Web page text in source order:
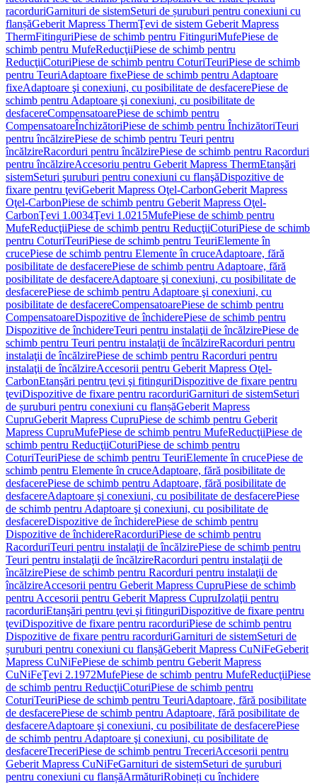
racorduriGarnituri de sistemSeturi de șuruburi pentru conexiuni cu
flanșăGeberit Mapress ThermŢevi de sistem Geberit Mapress
ThermFitinguriPiese de schimb pentru FitinguriMufePiese de
schimb pentru MufeReducţiiPiese de schimb pentru
ReducţiiCoturiPiese de schimb pentru CoturiTeuriPiese de schimb
pentru TeuriAdaptoare fixePiese de schimb pentru Adaptoare
fixeAdaptoare şi conexiuni, cu posibilitate de desfacerePiese de
schimb pentru Adaptoare şi conexiuni, cu posibilitate de
desfacereCompensatoarePiese de schimb pentru
CompensatoareÎnchizătoriPiese de schimb pentru ÎnchizătoriTeuri
pentru încălzirePiese de schimb pentru Teuri pentru
încălzireRacorduri pentru încălzirePiese de schimb pentru Racorduri
pentru încălzireAccesoriu pentru Geberit Mapress ThermEtanşări
sistemSeturi şuruburi pentru conexiuni cu flanşăDispozitive de
fixare pentru ţeviGeberit Mapress Oţel-CarbonGeberit Mapress
Oţel-CarbonPiese de schimb pentru Geberit Mapress Oţel-
CarbonŢevi 1.0034Ţevi 1.0215MufePiese de schimb pentru
MufeReducţiiPiese de schimb pentru ReducţiiCoturiPiese de schimb
pentru CoturiTeuriPiese de schimb pentru TeuriElemente în
crucePiese de schimb pentru Elemente în cruceAdaptoare, fără
posibilitate de desfacerePiese de schimb pentru Adaptoare, fără
posibilitate de desfacereAdaptoare şi conexiuni, cu posibilitate de
desfacerePiese de schimb pentru Adaptoare şi conexiuni, cu
posibilitate de desfacereCompensatoarePiese de schimb pentru
CompensatoareDispozitive de închiderePiese de schimb pentru
Dispozitive de închidereTeuri pentru instalaţii de încălzirePiese de
schimb pentru Teuri pentru instalaţii de încălzireRacorduri pentru
instalaţii de încălzirePiese de schimb pentru Racorduri pentru
instalaţii de încălzireAccesorii pentru Geberit Mapress Oţel-
CarbonEtanşări pentru ţevi şi fitinguriDispozitive de fixare pentru
ţeviDispozitive de fixare pentru racorduriGarnituri de sistemSeturi
de șuruburi pentru conexiuni cu flanșăGeberit Mapress
CupruGeberit Mapress CupruPiese de schimb pentru Geberit
Mapress CupruMufePiese de schimb pentru MufeReducţiiPiese de
schimb pentru ReducţiiCoturiPiese de schimb pentru
CoturiTeuriPiese de schimb pentru TeuriElemente în crucePiese de
schimb pentru Elemente în cruceAdaptoare, fără posibilitate de
desfacerePiese de schimb pentru Adaptoare, fără posibilitate de
desfacereAdaptoare şi conexiuni, cu posibilitate de desfacerePiese
de schimb pentru Adaptoare şi conexiuni, cu posibilitate de
desfacereDispozitive de închiderePiese de schimb pentru
Dispozitive de închidereRacorduriPiese de schimb pentru
RacorduriTeuri pentru instalaţii de încălzirePiese de schimb pentru
Teuri pentru instalaţii de încălzireRacorduri pentru instalaţii de
încălzirePiese de schimb pentru Racorduri pentru instalaţii de
încălzireAccesorii pentru Geberit Mapress CupruPiese de schimb
pentru Accesorii pentru Geberit Mapress CupruIzolaţii pentru
racorduriEtanşări pentru ţevi şi fitinguriDispozitive de fixare pentru
ţeviDispozitive de fixare pentru racorduriPiese de schimb pentru
Dispozitive de fixare pentru racorduriGarnituri de sistemSeturi de
șuruburi pentru conexiuni cu flanșăGeberit Mapress CuNiFeGeberit
Mapress CuNiFePiese de schimb pentru Geberit Mapress
CuNiFeŢevi 2.1972MufePiese de schimb pentru MufeReducţiiPiese
de schimb pentru ReducţiiCoturiPiese de schimb pentru
CoturiTeuriPiese de schimb pentru TeuriAdaptoare, fără posibilitate
de desfacerePiese de schimb pentru Adaptoare, fără posibilitate de
desfacereAdaptoare şi conexiuni, cu posibilitate de desfacerePiese
de schimb pentru Adaptoare şi conexiuni, cu posibilitate de
desfacereTreceriPiese de schimb pentru TreceriAccesorii pentru
Geberit Mapress CuNiFeGarnituri de sistemSeturi de șuruburi
pentru conexiuni cu flanșăArmăturiRobineți cu închidere